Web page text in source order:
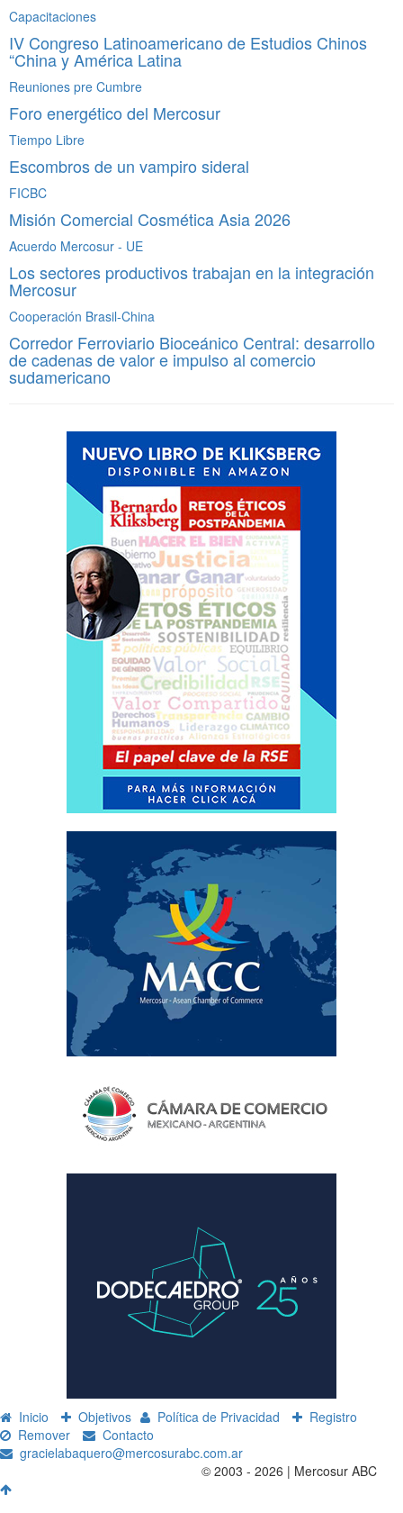
Capacitaciones
IV Congreso Latinoamericano de Estudios Chinos
“China y América Latina
Reuniones pre Cumbre
Foro energético del Mercosur
Tiempo Libre
Escombros de un vampiro sideral
FICBC
Misión Comercial Cosmética Asia 2026
Acuerdo Mercosur - UE
Los sectores productivos trabajan en la integración
Mercosur
Cooperación Brasil-China
Corredor Ferroviario Bioceánico Central: desarrollo
de cadenas de valor e impulso al comercio
sudamericano
Inicio Objetivos Política de Privacidad
Registro
Remover
Contacto
gracielabaquero@mercosurabc.com.ar
© 2003 - 2026 | Mercosur ABC